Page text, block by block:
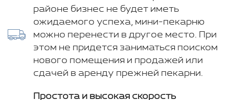
районе бизнес не будет иметь
ожидаемого успеха, мини-пекарню
можно перенести в другое место. При
этом не придется заниматься поиском
нового помещения и продажей или
сдачей в аренду прежней пекарни.
Простота и высокая скорость